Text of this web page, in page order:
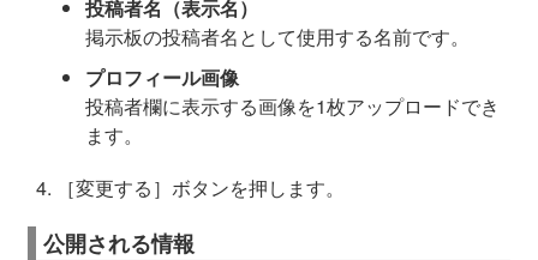
投稿者名（表示名）
掲示板の投稿者名として使用する名前です。
プロフィール画像
投稿者欄に表示する画像を1枚アップロードでき
ます。
［変更する］ボタンを押します。
公開される情報